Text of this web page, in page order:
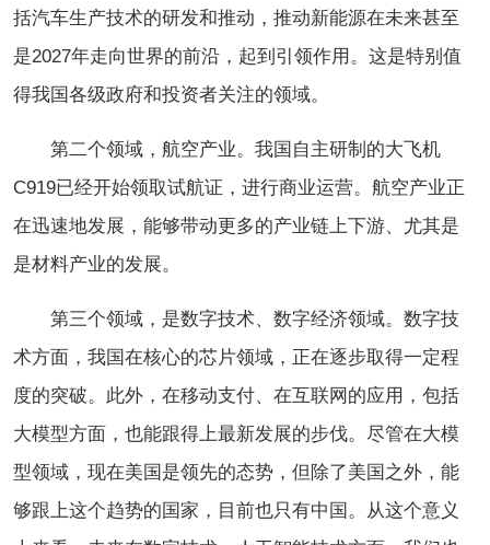
括汽车生产技术的研发和推动，推动新能源在未来甚至
是2027年走向世界的前沿，起到引领作用。这是特别值
得我国各级政府和投资者关注的领域。
第二个领域，航空产业。我国自主研制的大飞机
C919已经开始领取试航证，进行商业运营。航空产业正
在迅速地发展，能够带动更多的产业链上下游、尤其是
是材料产业的发展。
第三个领域，是数字技术、数字经济领域。数字技
术方面，我国在核心的芯片领域，正在逐步取得一定程
度的突破。此外，在移动支付、在互联网的应用，包括
大模型方面，也能跟得上最新发展的步伐。尽管在大模
型领域，现在美国是领先的态势，但除了美国之外，能
够跟上这个趋势的国家，目前也只有中国。从这个意义